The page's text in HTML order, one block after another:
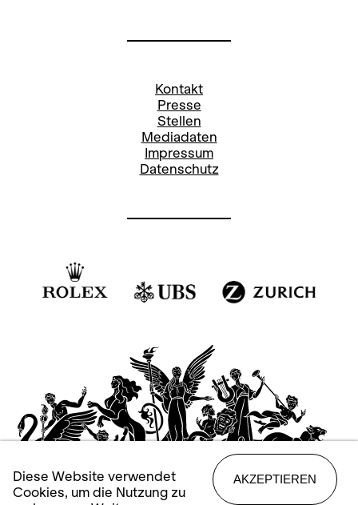
Kontakt
Presse
Stellen
Mediadaten
Impressum
Datenschutz
Diese Website verwendet
Cookies, um die Nutzung zu
AKZEPTIEREN